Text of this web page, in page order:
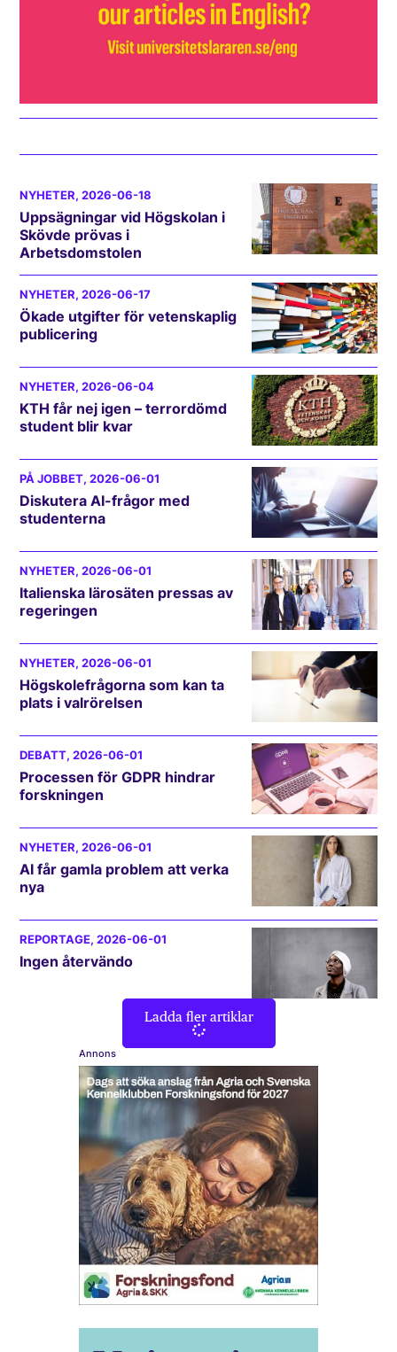
NYHETER, 2026-06-18
Uppsägningar vid Högskolan i
Skövde prövas i
Arbetsdomstolen
NYHETER, 2026-06-17
Ökade utgifter för vetenskaplig
publicering
NYHETER, 2026-06-04
KTH får nej igen – terrordömd
student blir kvar
PÅ JOBBET, 2026-06-01
Diskutera AI-frågor med
studenterna
NYHETER, 2026-06-01
Italienska lärosäten pressas av
regeringen
NYHETER, 2026-06-01
Högskolefrågorna som kan ta
plats i valrörelsen
DEBATT, 2026-06-01
Processen för GDPR hindrar
forskningen
NYHETER, 2026-06-01
AI får gamla problem att verka
nya
REPORTAGE, 2026-06-01
Ingen återvändo
Ladda fler artiklar
Annons